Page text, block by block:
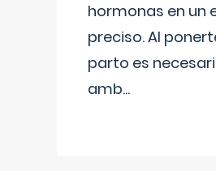
hormonas en un
preciso. Al
parto es
amb...